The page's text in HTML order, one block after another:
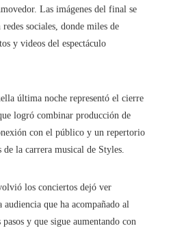
Las imágenes del final se
sociales, donde miles de
y videos del espectáculo
última noche representó el cierre
logró combinar producción de
con el público y un repertorio
la carrera musical de Styles.
los conciertos dejó ver
que ha acompañado al
y que sigue aumentando con